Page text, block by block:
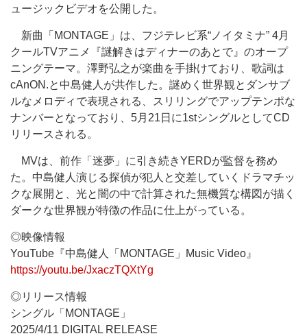
ュージックビデオを公開した。
新曲「MONTAGE」は、フジテレビ系“ノイタミナ” 4月
クールTVアニメ『謎解きはディナーのあとで』のオープ
ニングテーマ。澤野弘之が楽曲を手掛けており、歌詞は
cAnON.と中島健人が共作した。謎めく世界観とダンサブ
ルなメロディで表現される、スリリングでアップテンポな
ナンバーとなっており、5月21日に1stシングルとしてCD
リリースされる。
MVは、前作「迷夢」に引き続きYERDが監督を務め
た。中島健人演じる探偵が犯人と交差していくドラマチッ
クな展開と、光と闇の中で計算された無機質な構図が描く
ダークな世界観が特徴の作品に仕上がっている。
◎映像情報
YouTube『中島健人「MONTAGE」Music Video』
https://youtu.be/JxaczTQXtYg
◎リリース情報
シングル「MONTAGE」
2025/4/11 DIGITAL RELEASE